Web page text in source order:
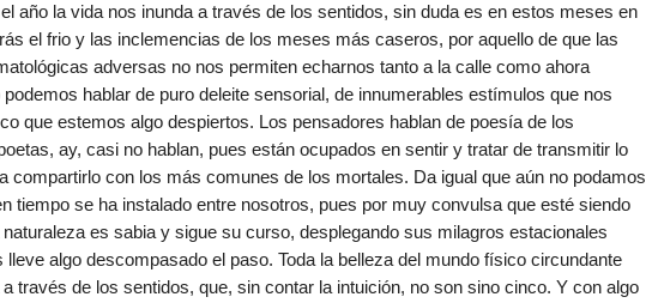
año la vida nos inunda a través de los sentidos, sin duda es en estos meses en
el frio y las inclemencias de los meses más caseros, por aquello de que las
adversas no nos permiten echarnos tanto a la calle como ahora
hablar de puro deleite sensorial, de innumerables estímulos que nos
que estemos algo despiertos. Los pensadores hablan de poesía de los
ay, casi no hablan, pues están ocupados en sentir y tratar de transmitir lo
compartirlo con los más comunes de los mortales. Da igual que aún no podamos
tiempo se ha instalado entre nosotros, pues por muy convulsa que esté siendo
es sabia y sigue su curso, desplegando sus milagros estacionales
lleve algo descompasado el paso. Toda la belleza del mundo físico circundante
través de los sentidos, que, sin contar la intuición, no son sino cinco. Y con algo